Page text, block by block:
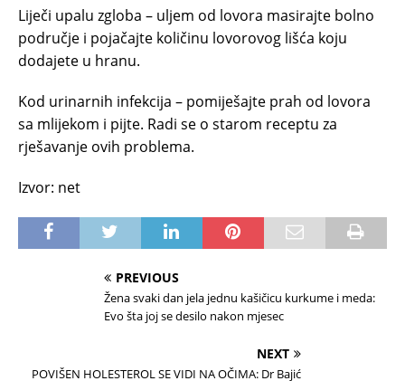
Liječi upalu zgloba – uljem od lovora masirajte bolno
područje i pojačajte količinu lovorovog lišća koju
dodajete u hranu.
Kod urinarnih infekcija – pomiješajte prah od lovora
sa mlijekom i pijte. Radi se o starom receptu za
rješavanje ovih problema.
Izvor: net
PREVIOUS
Žena svaki dan jela jednu kašičicu kurkume i meda:
Evo šta joj se desilo nakon mjesec
NEXT
POVIŠEN HOLESTEROL SE VIDI NA OČIMA: Dr Bajić